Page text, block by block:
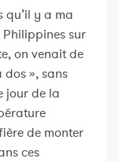
qu’il y a ma
sur
on venait de
dos », sans
jour de la
de monter
ces